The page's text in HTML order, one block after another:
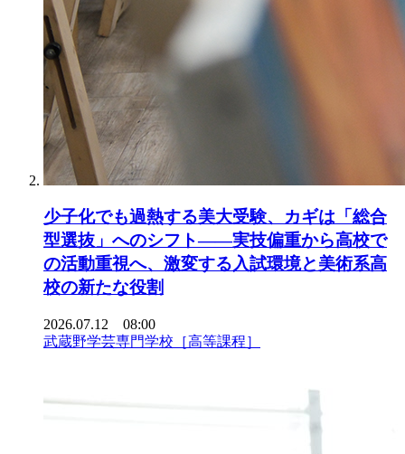
少子化でも過熱する美大受験、カギは「総合
型選抜」へのシフト――実技偏重から高校で
の活動重視へ、激変する入試環境と美術系高
校の新たな役割
2026.07.12 08:00
武蔵野学芸専門学校［高等課程］